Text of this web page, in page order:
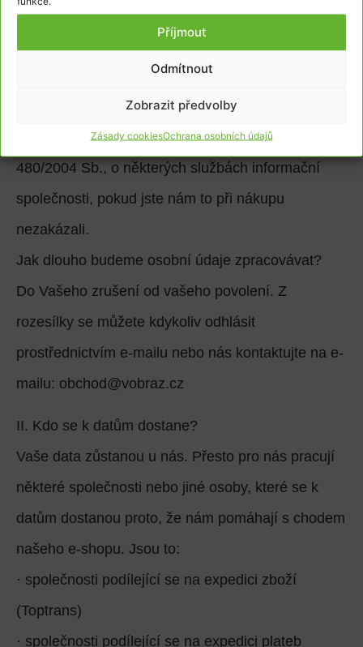
Příjmout
Odmítnout
Zobrazit předvolby
Zásady cookiesOchrana osobních údajů
C. Newslettery (obchodní sdělení)
Pokud jste povolili, použijeme vaši e-mailovou
adresu pro rozesílku našich novinek.
Na základě jakého právního důvodu?
Umožňuje nám to ust. § 7 odst. 3 zákona č.
480/2004 Sb., o některých službách informační
společnosti, pokud jste nám to při nákupu
nezakázali.
Jak dlouho budeme osobní údaje zpracovávat?
Do Vašeho zrušení od vašeho povolení. Z
rozesílky se můžete kdykoliv odhlásit
prostřednictvím e-mailu nebo nás kontaktujte na e-
mailu: obchod@vobraz.cz
II. Kdo se k datům dostane?
Vaše data zůstanou u nás. Přesto pro nás pracují
některé společnosti nebo jiné osoby, které se k
datům dostanou proto, že nám pomáhají s chodem
našeho e-shopu. Jsou to:
· společnosti podílející se na expedici zboží
(Toptrans)
· společnosti podílející se na expedici plateb